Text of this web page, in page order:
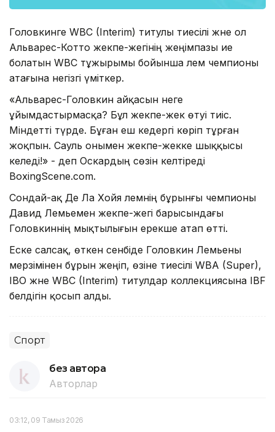
Головкинге WBC (Interim) титулы тиесілі және ол
Альварес-Котто жекпе-жегінің жеңімпазы ие
болатын WBC тұжырымы бойынша әлем чемпионы
атағына негізгі үміткер.
«Альварес-Головкин айқасын неге
ұйымдастырмасқа? Бұл жекпе-жек өтуі тиіс.
Міндетті түрде. Бұған еш кедергі көріп тұрған
жоқпын. Сауль онымен жекпе-жекке шыққысы
келеді!» - деп Оскардың сөзін келтіреді
BoxingScene.com.
Сондай-ақ Де Ла Хойя әлемнің бұрынғы чемпионы
Давид Лемьемен жекпе-жегі барысындағы
Головкиннің мықтылығын ерекше атап өтті.
Еске салсақ, өткен сенбіде Головкин Лемьены
мерзімінен бұрын жеңіп, өзіне тиесілі WBA (Super),
IBO және WBC (Interim) титулдар коллекциясына IBF
белдігін қосып алды.
Спорт
без автора
Авторлар
03:12, 09 Тамыз 2026